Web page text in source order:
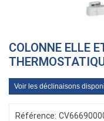
COLONNE ELLE
Voir les déclinaisons
Référence: